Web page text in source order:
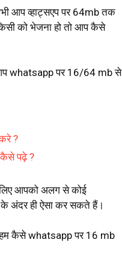
आप व्हाट्सएप पर 64mb तक
को भेजना हो तो आप कैसे
whatsapp पर 16/64 mb से
?
पढ़े ?
आपको अलग से कोई
अंदर ही ऐसा कर सकते हैं।
हम कैसे whatsapp पर 16 mb